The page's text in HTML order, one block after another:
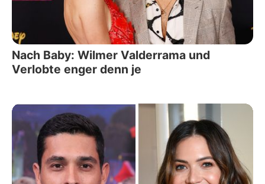
Nach Baby: Wilmer Valderrama und
Verlobte enger denn je